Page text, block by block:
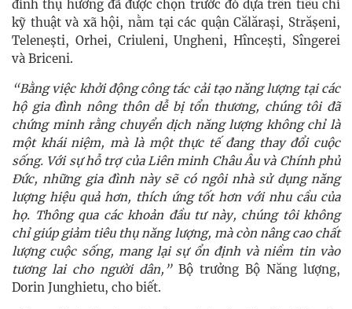
đình thụ hưởng đã được chọn trước đó dựa trên tiêu chí
kỹ thuật và xã hội, nằm tại các quận Călărași, Strășeni,
Telenești, Orhei, Criuleni, Ungheni, Hîncești, Sîngerei
và Briceni.
“Bằng việc khởi động công tác cải tạo năng lượng tại các
hộ gia đình nông thôn dễ bị tổn thương, chúng tôi đã
chứng minh rằng chuyển dịch năng lượng không chỉ là
một khái niệm, mà là một thực tế đang thay đổi cuộc
sống. Với sự hỗ trợ của Liên minh Châu Âu và Chính phủ
Đức, những gia đình này sẽ có ngôi nhà sử dụng năng
lượng hiệu quả hơn, thích ứng tốt hơn với nhu cầu của
họ. Thông qua các khoản đầu tư này, chúng tôi không
chỉ giúp giảm tiêu thụ năng lượng, mà còn nâng cao chất
lượng cuộc sống, mang lại sự ổn định và niềm tin vào
tương lai cho người dân,”Bộ trưởng Bộ Năng lượng,
Dorin Junghietu, cho biết.